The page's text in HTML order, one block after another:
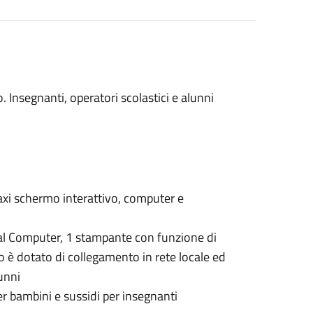
Insegnanti, operatori scolastici e alunni
schermo interattivo, computer e
1 stampante con funzione di
è dotato di collegamento in rete locale ed
bambini e sussidi per insegnanti